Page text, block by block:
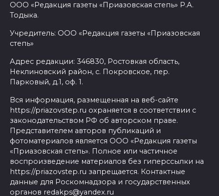
ООО «Редакция газеты «Приазовская степь» Р.А.
Тодыка.
Учредитель: ООО «Редакция газеты «Приазовская
степь»
Адрес редакции: 346830, Ростовкая область,
Неклиновский район, с. Покровское, пер.
Парковый, д.1, оф. 1.
Вся информация, размещенная на веб-сайте
https://priazovstep.ru охраняется в соответствии с
законодательством РФ об авторском праве.
Представителем авторов публикаций и
фотоматериалов является ООО «Редакция газеты
«Приазовская степь». Полное или частичное
воспроизведение материалов без гиперссылки на
https://priazovstep.ru запрещается. Контактные
данные для Роскомнадзора и государственных
органов redakps@yandex.ru